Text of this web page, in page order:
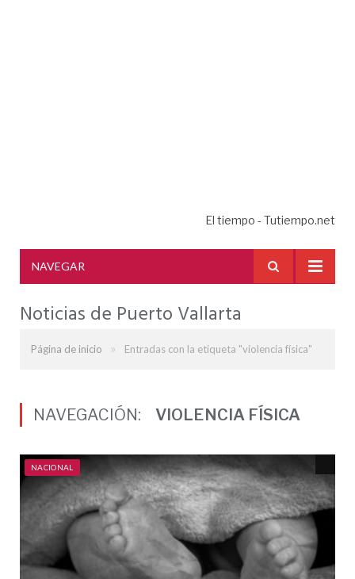
El tiempo - Tutiempo.net
NAVEGAR
Noticias de Puerto Vallarta
Página de inicio » Entradas con la etiqueta "violencia física"
NAVEGACIÓN: VIOLENCIA FÍSICA
NACIONAL